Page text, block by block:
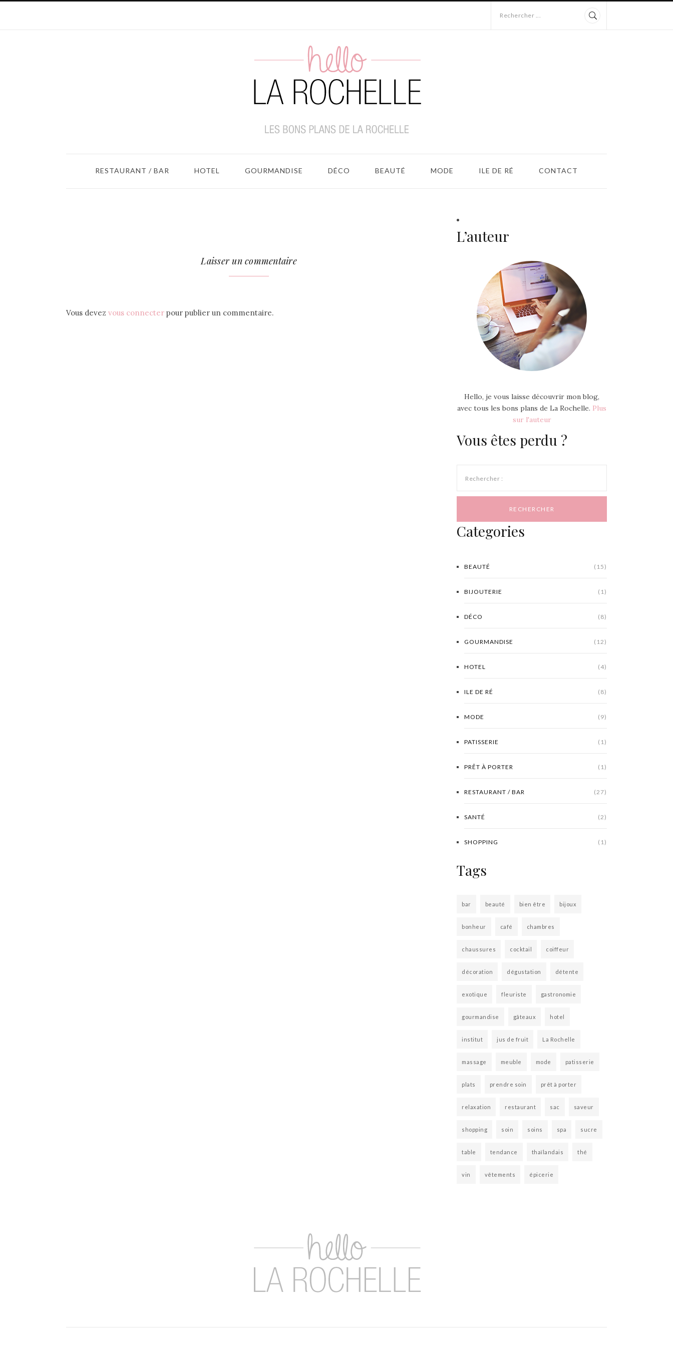
Rechercher ...
RESTAURANT / BAR HOTEL GOURMANDISE DÉCO BEAUTÉ MODE ILE DE RÉ CONTACT
Laisser un commentaire
Vous devez vous connecter pour publier un commentaire.
L’auteur
Hello, je vous laisse découvrir mon blog,
avec tous les bons plans de La Rochelle. Plus
sur l'auteur
Vous êtes perdu ?
Rechercher :
Categories
BEAUTÉ (15)
BIJOUTERIE (1)
DÉCO (8)
GOURMANDISE (12)
HOTEL (4)
ILE DE RÉ (8)
MODE (9)
PATISSERIE (1)
PRÊT À PORTER (1)
RESTAURANT / BAR (27)
SANTÉ (2)
SHOPPING (1)
Tags
bar beauté bien être bijoux
bonheur café chambres
chaussures cocktail coiffeur
décoration dégustation détente
exotique fleuriste gastronomie
gourmandise gâteaux hotel
institut jus de fruit La Rochelle
massage meuble mode patisserie
plats prendre soin prêt à porter
relaxation restaurant sac saveur
shopping soin soins spa sucre
table tendance thaïlandais thé
vin vêtements épicerie